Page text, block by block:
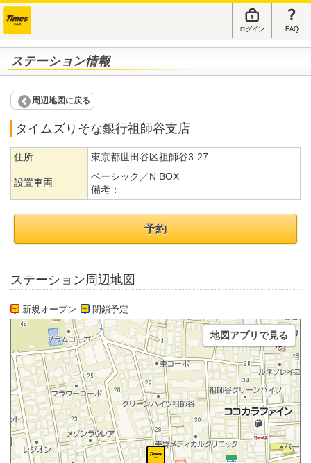
ログイン FAQ
ステーション情報
周辺地図に戻る
タイムズりそな銀行祖師谷支店
住所 東京都世田谷区祖師谷3-27
設置車両
ベーシック／N BOX
備考：
予約
ステーション周辺地図
新規オープン 閉鎖予定
地図アプリで見る